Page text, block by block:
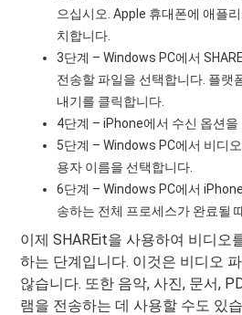
으십시오. Apple 휴대폰에 애플
치합니다.
3단계 – Windows PC에서
전송할 파일을 선택합니다. 플랫
내기를 클릭합니다.
4단계 – iPhone에서 수신 옵션을
5단계 – Windows PC에서 비디
용자 이름을 선택합니다.
6단계 – Windows PC에서
송하는 전체 프로세스가 완료될
이제 SHAREit을 사용하여 비디오
하는 단계입니다. 이것은 비디오
않습니다. 또한 음악, 사진, 문서,
램을 전송하는 데 사용할 수도 있